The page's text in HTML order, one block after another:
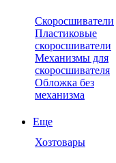
Скоросшиватели
Пластиковые
скоросшиватели
Механизмы для
скоросшивателя
Обложка без
механизма
Еще
Хозтовары